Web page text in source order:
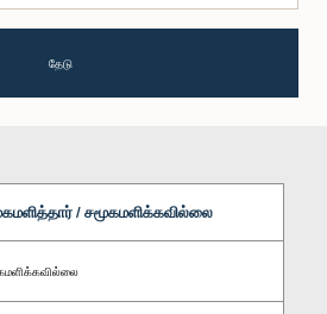
தேடு
/ சமூகமளிக்கவில்லை